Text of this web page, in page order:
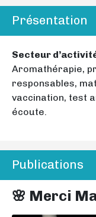
Présentation
Secteur
Aromathérapie,
responsables,
vaccination, test
écoute.
Publications
🌸 Merci